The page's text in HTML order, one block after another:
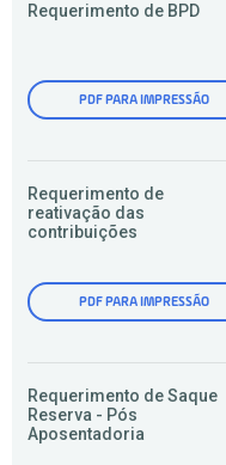
Requerimento de BPD
PDF PARA IMPRESSÃO
Requerimento de
reativação das
contribuições
PDF PARA IMPRESSÃO
Requerimento de Saque
Reserva - Pós
Aposentadoria